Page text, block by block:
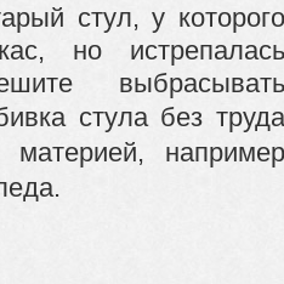
стул, у которого
но истрепалась
выбрасывать
стула без
материей, например